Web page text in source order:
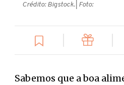
Crédito: Bigstock. | Foto:
Sabemos que a boa